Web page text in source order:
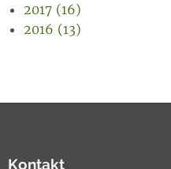
2017 (16)
2016 (13)
Kontakt